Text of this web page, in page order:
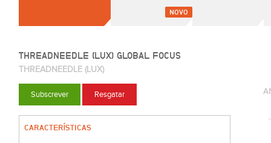
NOVO
THREADNEEDLE (LUX) GLOBAL FOCUS
THREADNEEDLE (LUX)
Subscrever Resgatar
CARACTERÍSTICAS